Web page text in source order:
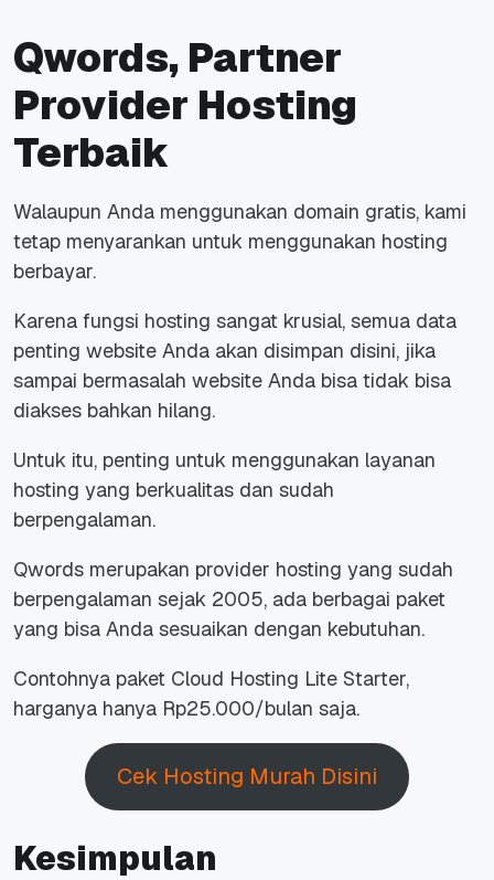
Qwords, Partner
Provider Hosting
Terbaik
Walaupun Anda menggunakan domain gratis, kami
tetap menyarankan untuk menggunakan hosting
berbayar.
Karena fungsi hosting sangat krusial, semua data
penting website Anda akan disimpan disini, jika
sampai bermasalah website Anda bisa tidak bisa
diakses bahkan hilang.
Untuk itu, penting untuk menggunakan layanan
hosting yang berkualitas dan sudah
berpengalaman.
Qwords merupakan provider hosting yang sudah
berpengalaman sejak 2005, ada berbagai paket
yang bisa Anda sesuaikan dengan kebutuhan.
Contohnya paket Cloud Hosting Lite Starter,
harganya hanya Rp25.000/bulan saja.
Cek Hosting Murah Disini
Kesimpulan